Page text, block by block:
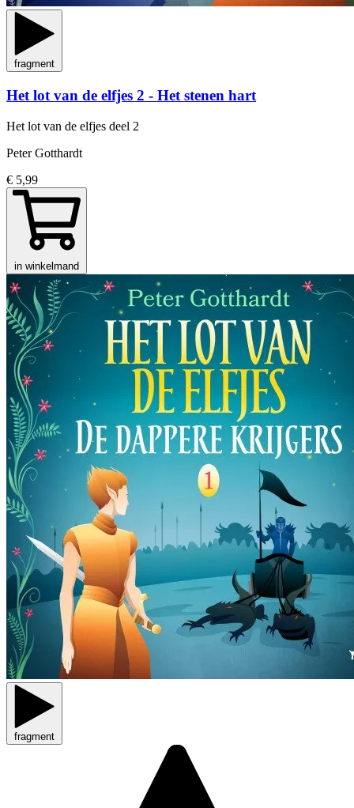
fragment
Het lot van de elfjes 2 - Het stenen hart
Het lot van de elfjes deel 2
Peter Gotthardt
€ 5,99
in winkelmand
fragment